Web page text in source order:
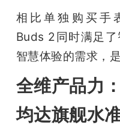
相比单独购买手
Buds 2同时满足
智慧体验的需求，
全维产品力
均达旗舰水